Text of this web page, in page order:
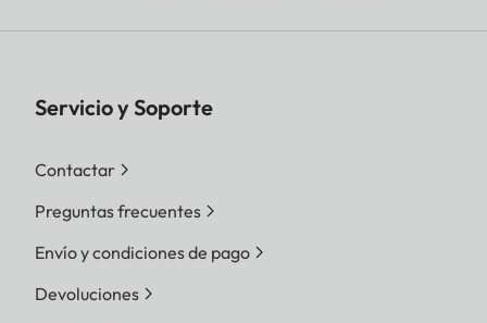
Servicio y Soporte
Contactar
Preguntas frecuentes
Envío y condiciones de pago
Devoluciones